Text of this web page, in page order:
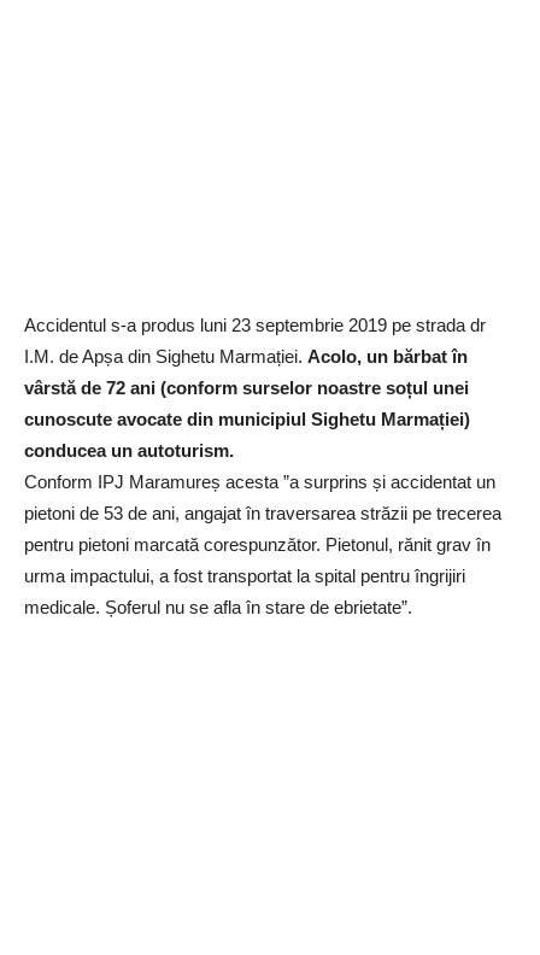
Accidentul s-a produs luni 23 septembrie 2019 pe strada dr
I.M. de Apșa din Sighetu Marmației. Acolo, un bărbat în
vârstă de 72 ani (conform surselor noastre soțul unei
cunoscute avocate din municipiul Sighetu Marmației)
conducea un autoturism.
Conform IPJ Maramureș acesta ”a surprins și accidentat un
pietoni de 53 de ani, angajat în traversarea străzii pe trecerea
pentru pietoni marcată corespunzător. Pietonul, rănit grav în
urma impactului, a fost transportat la spital pentru îngrijiri
medicale. Șoferul nu se afla în stare de ebrietate”.